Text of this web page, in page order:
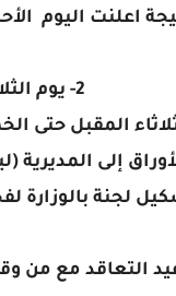
اعلنت اليوم
2- يوم الثلاثاء المقبل سيكون يوم اختبار المتغيبين.
المقبل
إلى
لجنة